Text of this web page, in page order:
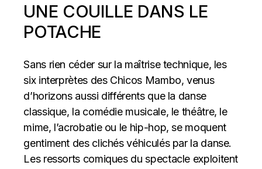
UNE COUILLE DANS LE
POTACHE
Sans rien céder sur la maîtrise technique, les
six interprètes des Chicos Mambo, venus
d’horizons aussi différents que la danse
classique, la comédie musicale, le théâtre, le
mime, l’acrobatie ou le hip-hop, se moquent
gentiment des clichés véhiculés par la danse.
Les ressorts comiques du spectacle exploitent